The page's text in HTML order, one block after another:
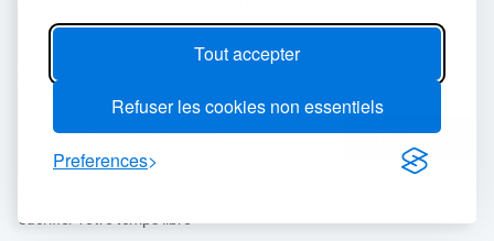
Tout accepter
Refuser les cookies non essentiels
Preferences
Vous voulez apprendre à investir dans l’immobilier ?
Inscrivez vous à notre newsletter gratuite :
S'inscrire→
sacrifier votre temps libre